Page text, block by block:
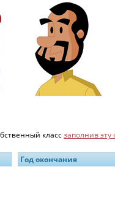
классзаполнив эту
Год окончания